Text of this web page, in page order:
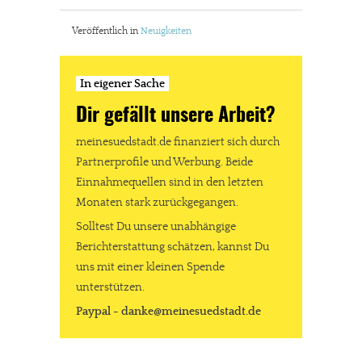
Dir gefällt unsere Arbeit?
Veröffentlich in Neuigkeiten
In eigener Sache
Dir gefällt unsere Arbeit?
meinesuedstadt.de finanziert sich durch
Partnerprofile und Werbung. Beide
Einnahmequellen sind in den letzten
Monaten stark zurückgegangen.
Solltest Du unsere unabhängige
Berichterstattung schätzen, kannst Du
uns mit einer kleinen Spende
unterstützen.
Paypal - danke@meinesuedstadt.de